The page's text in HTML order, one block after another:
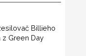
Billieho
Green Day